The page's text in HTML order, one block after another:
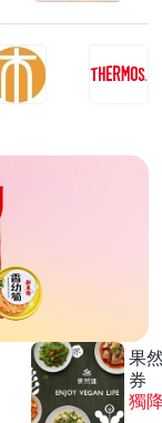
果
券
獨